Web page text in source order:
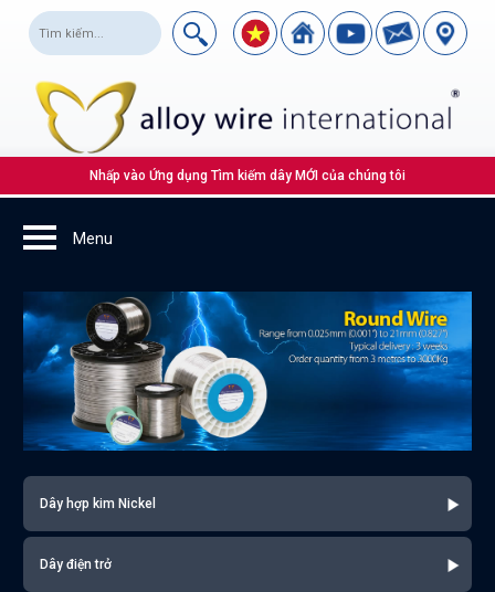
Nhấp vào Ứng dụng Tìm kiếm dây MỚI của chúng tôi
Dây hợp kim Nickel
Dây điện trở